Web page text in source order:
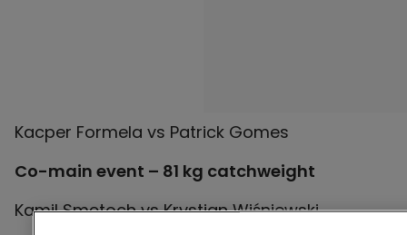
Co-main event – 81 kg catchweight